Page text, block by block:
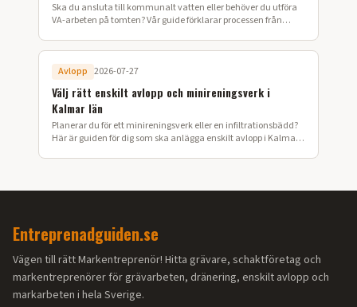
Ska du ansluta till kommunalt vatten eller behöver du utföra
VA-arbeten på tomten? Vår guide förklarar processen från
Avlopp 2026-07-27
Välj rätt enskilt avlopp och minireningsverk i
Kalmar län
Planerar du för ett minireningsverk eller en infiltrationsbädd?
Här är guiden för dig som ska anlägga enskilt avlopp i Kalmar
Entreprenadguiden.se
Vägen till rätt Markentreprenör! Hitta grävare, schaktföretag och
markentreprenörer för grävarbeten, dränering, enskilt avlopp och
markarbeten i hela Sverige.